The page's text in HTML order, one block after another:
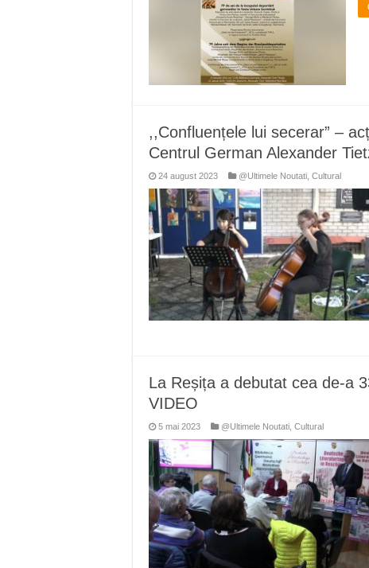
,,Confluențele lui secerar” –
Centrul German Alexander
24 august 2023 @Ultimele Noutati Cultural
La Reșița a debutat cea de-a
VIDEO
5 mai 2023 @Ultimele Noutati Cultural